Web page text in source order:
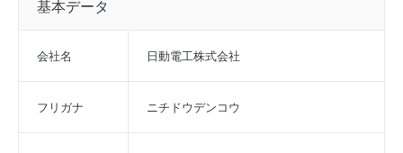
基本データ
会社名 日動電工株式会社
フリガナ ニチドウデンコウ